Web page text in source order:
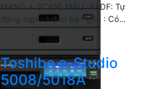
MẠNG + SCAN) MÀU RADF: Tự
động nạp và đảo bản gốc : Có...
Toshiba e-Studio
5008/5018A